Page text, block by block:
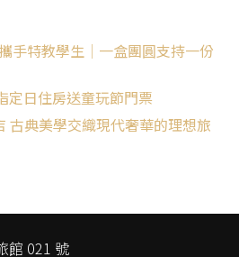
手特教學生│一盒團圓支持一份
定日住房送童玩節門票
古典美學交織現代奢華的理想旅
館 021 號